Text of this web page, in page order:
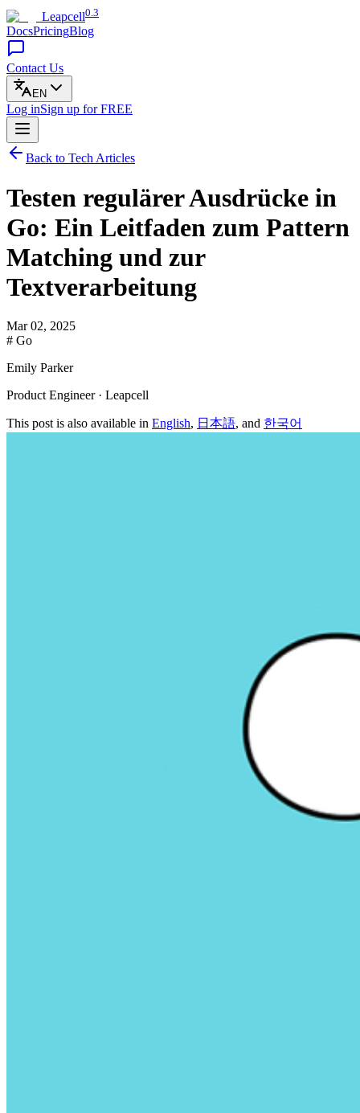
Leapcell0.3
DocsPricingBlog
Contact Us
EN
Log inSign up for FREE
Back to Tech Articles
Testen regulärer Ausdrücke in
Go: Ein Leitfaden zum Pattern
Matching und zur
Textverarbeitung
Mar 02, 2025
# Go
Emily Parker
Product Engineer · Leapcell
This post is also available in English, 日本語, and 한국어